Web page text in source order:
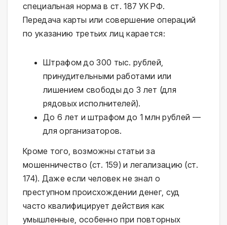
специальная норма в ст. 187 УК РФ.
Передача карты или совершение операций
по указанию третьих лиц карается:
Штрафом до 300 тыс. рублей,
принудительными работами или
лишением свободы до 3 лет (для
рядовых исполнителей).
До 6 лет и штрафом до 1 млн рублей —
для организаторов.
Кроме того, возможны статьи за
мошенничество (ст. 159) и легализацию (ст.
174). Даже если человек не знал о
преступном происхождении денег, суд
часто квалифицирует действия как
умышленные, особенно при повторных